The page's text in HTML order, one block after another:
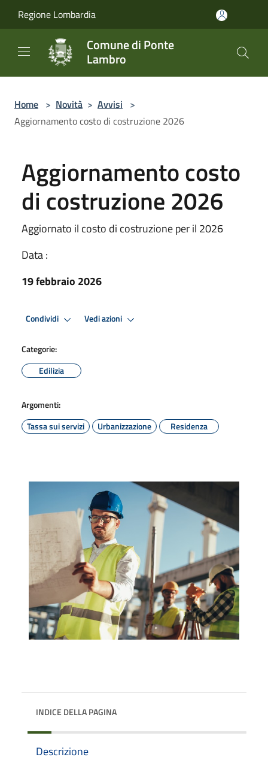
Regione Lombardia
Comune di Ponte
Lambro
Home > Novità > Avvisi >
Aggiornamento costo di costruzione 2026
Aggiornamento costo
di costruzione 2026
Aggiornato il costo di costruzione per il 2026
Data :
19 febbraio 2026
Condividi Vedi azioni
Categorie:
Edilizia
Argomenti:
Tassa sui servizi
Urbanizzazione Residenza
INDICE DELLA PAGINA
Descrizione